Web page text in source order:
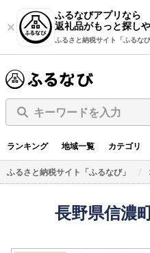
ふるなびアプリなら
返礼品がもっと探し
ふるさと納税サイト「ふるなび
キーワードを入力
ランキング 地域一覧 カテゴリ
ふるさと納税サイト「ふるなび」
長野県信濃